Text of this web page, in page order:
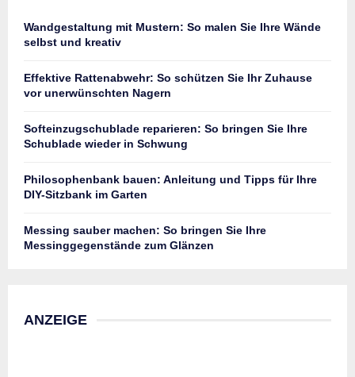
Wandgestaltung mit Mustern: So malen Sie Ihre Wände
selbst und kreativ
Effektive Rattenabwehr: So schützen Sie Ihr Zuhause
vor unerwünschten Nagern
Softeinzugschublade reparieren: So bringen Sie Ihre
Schublade wieder in Schwung
Philosophenbank bauen: Anleitung und Tipps für Ihre
DIY-Sitzbank im Garten
Messing sauber machen: So bringen Sie Ihre
Messinggegenstände zum Glänzen
ANZEIGE